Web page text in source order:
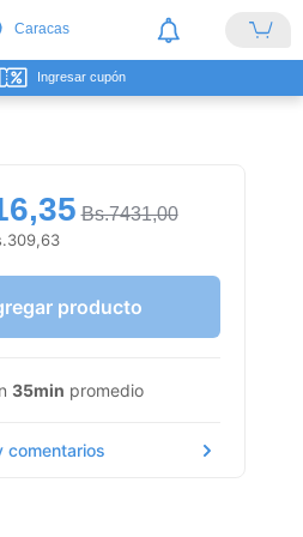
Caracas
Ingresar cupón
Bs.7431,00
producto
35min promedio
comentarios